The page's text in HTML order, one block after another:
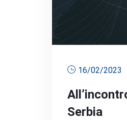
16/02/2023
Serbia